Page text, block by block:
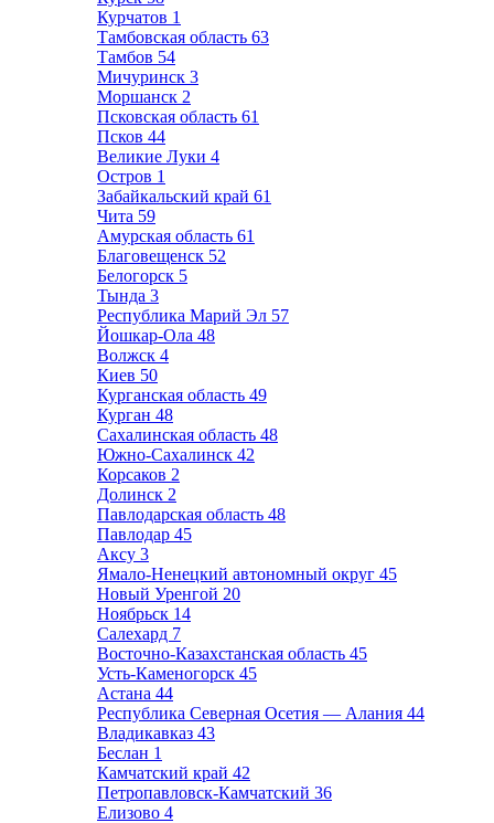
Курчатов 1
Тамбовская область 63
Тамбов 54
Мичуринск 3
Моршанск 2
Псковская область 61
Псков 44
Великие Луки 4
Остров 1
Забайкальский край 61
Чита 59
Амурская область 61
Благовещенск 52
Белогорск 5
Тында 3
Республика Марий Эл 57
Йошкар-Ола 48
Волжск 4
Киев 50
Курганская область 49
Курган 48
Сахалинская область 48
Южно-Сахалинск 42
Корсаков 2
Долинск 2
Павлодарская область 48
Павлодар 45
Аксу 3
Ямало-Ненецкий автономный округ 45
Новый Уренгой 20
Ноябрьск 14
Салехард 7
Восточно-Казахстанская область 45
Усть-Каменогорск 45
Астана 44
Республика Северная Осетия — Алания 44
Владикавказ 43
Беслан 1
Камчатский край 42
Петропавловск-Камчатский 36
Елизово 4